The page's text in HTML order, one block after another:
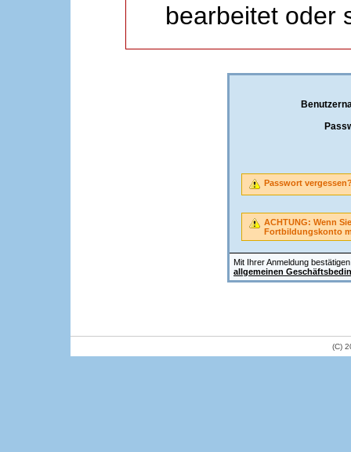
bearbeitet oder
Mit Ihrer Anmeldung
allgemeinen
Passwort
ACHTUNG: Wenn
Fortbildungskonto
(C)